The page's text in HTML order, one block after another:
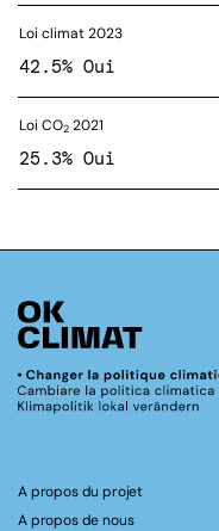
Loi climat 2023
42.5% Oui
Loi CO2 2021
25.3% Oui
A propos du projet
A propos de nous